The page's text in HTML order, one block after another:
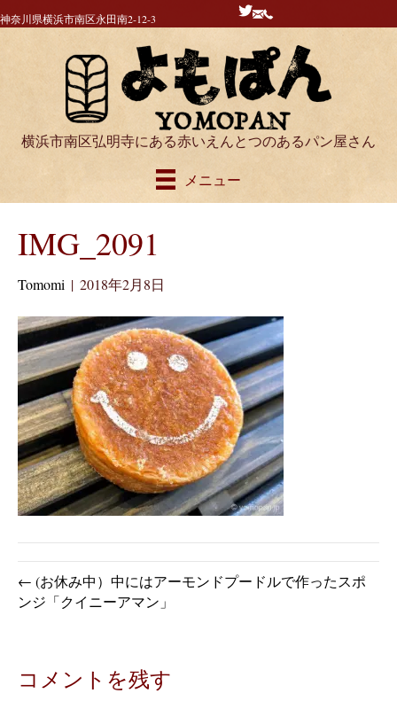
神奈川県横浜市南区永田南2-12-3
横浜市南区弘明寺にある赤いえんとつのあるパン屋さん
メニュー
IMG_2091
Tomomi | 2018年2月8日
← (お休み中）中にはアーモンドプードルで作ったスポ
ンジ「クイニーアマン」
コメントを残す